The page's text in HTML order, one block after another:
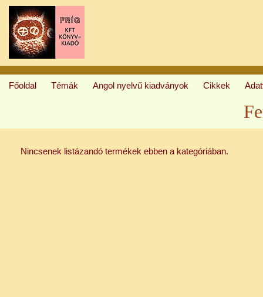
Főoldal Témák Angol nyelvű kiadványok Cikkek
Nincsenek listázandó termékek ebben a kategóriában.